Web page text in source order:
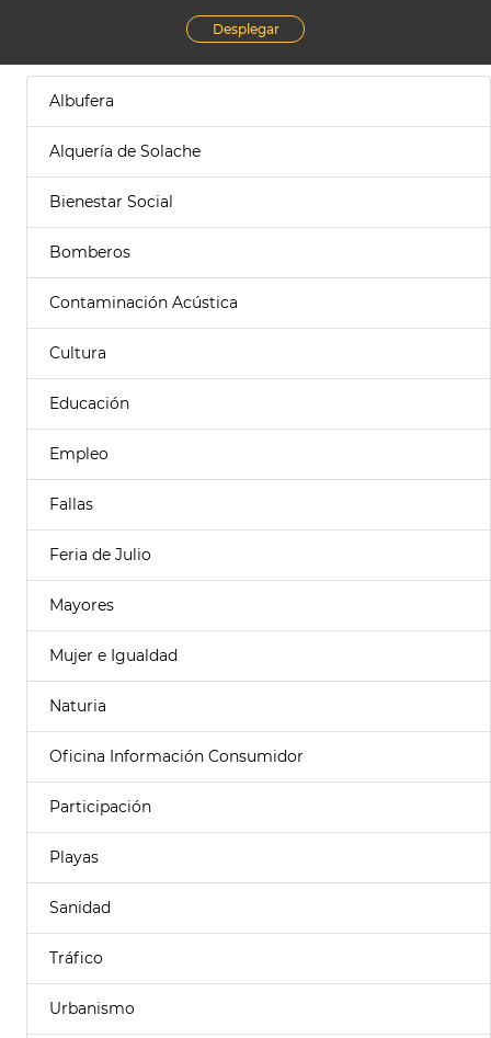
Desplegar
Albufera
Alquería de Solache
Bienestar Social
Bomberos
Contaminación Acústica
Cultura
Educación
Empleo
Fallas
Feria de Julio
Mayores
Mujer e Igualdad
Naturia
Oficina Información Consumidor
Participación
Playas
Sanidad
Tráfico
Urbanismo